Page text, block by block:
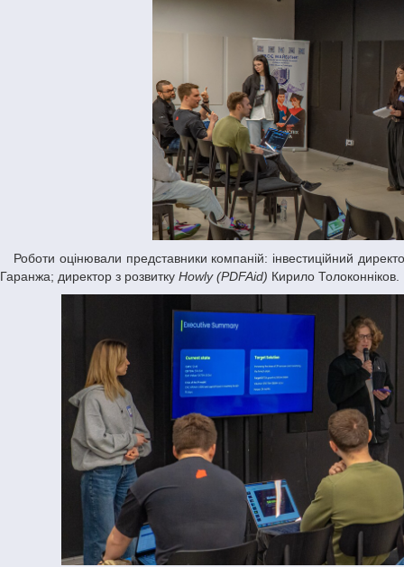
Роботи оцінювали представники компаній: інвестиційний
Гаранжа; директор з розвитку Howly (PDFAid) Кирило Толоконніков.